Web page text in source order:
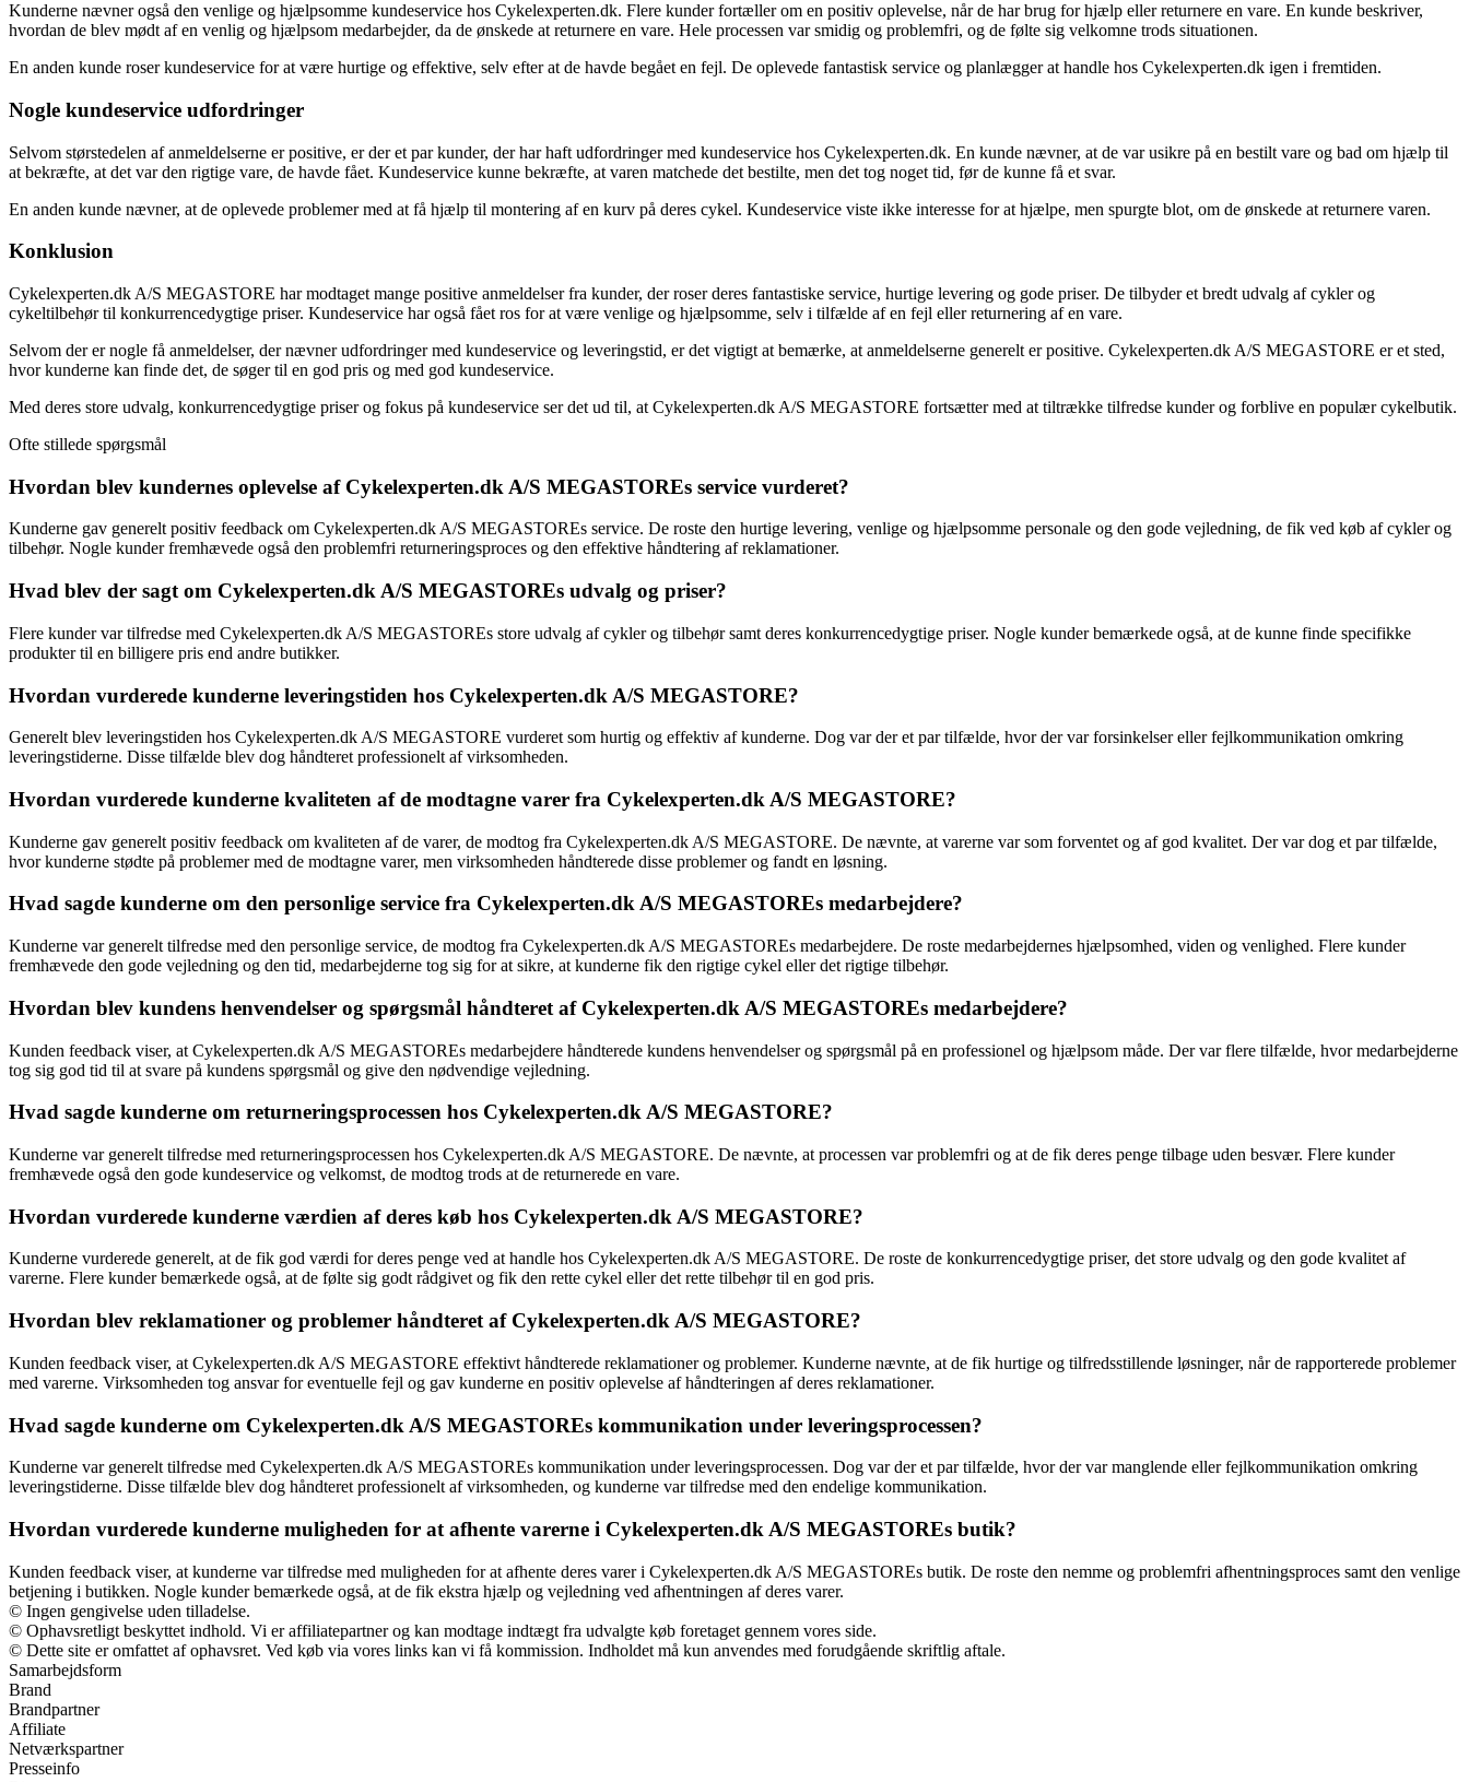
Kunderne nævner også den venlige og hjælpsomme kundeservice hos Cykelexperten.dk. Flere kunder fortæller om en positiv oplevelse, når de har brug for hjælp eller returnere en vare. En kunde beskriver,
hvordan de blev mødt af en venlig og hjælpsom medarbejder, da de ønskede at returnere en vare. Hele processen var smidig og problemfri, og de følte sig velkomne trods situationen.
En anden kunde roser kundeservice for at være hurtige og effektive, selv efter at de havde begået en fejl. De oplevede fantastisk service og planlægger at handle hos Cykelexperten.dk igen i fremtiden.
Nogle kundeservice udfordringer
Selvom størstedelen af anmeldelserne er positive, er der et par kunder, der har haft udfordringer med kundeservice hos Cykelexperten.dk. En kunde nævner, at de var usikre på en bestilt vare og bad om hjælp til
at bekræfte, at det var den rigtige vare, de havde fået. Kundeservice kunne bekræfte, at varen matchede det bestilte, men det tog noget tid, før de kunne få et svar.
En anden kunde nævner, at de oplevede problemer med at få hjælp til montering af en kurv på deres cykel. Kundeservice viste ikke interesse for at hjælpe, men spurgte blot, om de ønskede at returnere varen.
Konklusion
Cykelexperten.dk A/S MEGASTORE har modtaget mange positive anmeldelser fra kunder, der roser deres fantastiske service, hurtige levering og gode priser. De tilbyder et bredt udvalg af cykler og
cykeltilbehør til konkurrencedygtige priser. Kundeservice har også fået ros for at være venlige og hjælpsomme, selv i tilfælde af en fejl eller returnering af en vare.
Selvom der er nogle få anmeldelser, der nævner udfordringer med kundeservice og leveringstid, er det vigtigt at bemærke, at anmeldelserne generelt er positive. Cykelexperten.dk A/S MEGASTORE er et sted,
hvor kunderne kan finde det, de søger til en god pris og med god kundeservice.
Med deres store udvalg, konkurrencedygtige priser og fokus på kundeservice ser det ud til, at Cykelexperten.dk A/S MEGASTORE fortsætter med at tiltrække tilfredse kunder og forblive en populær cykelbutik.
Ofte stillede spørgsmål
Hvordan blev kundernes oplevelse af Cykelexperten.dk A/S MEGASTOREs service vurderet?
Kunderne gav generelt positiv feedback om Cykelexperten.dk A/S MEGASTOREs service. De roste den hurtige levering, venlige og hjælpsomme personale og den gode vejledning, de fik ved køb af cykler og
tilbehør. Nogle kunder fremhævede også den problemfri returneringsproces og den effektive håndtering af reklamationer.
Hvad blev der sagt om Cykelexperten.dk A/S MEGASTOREs udvalg og priser?
Flere kunder var tilfredse med Cykelexperten.dk A/S MEGASTOREs store udvalg af cykler og tilbehør samt deres konkurrencedygtige priser. Nogle kunder bemærkede også, at de kunne finde specifikke
produkter til en billigere pris end andre butikker.
Hvordan vurderede kunderne leveringstiden hos Cykelexperten.dk A/S MEGASTORE?
Generelt blev leveringstiden hos Cykelexperten.dk A/S MEGASTORE vurderet som hurtig og effektiv af kunderne. Dog var der et par tilfælde, hvor der var forsinkelser eller fejlkommunikation omkring
leveringstiderne. Disse tilfælde blev dog håndteret professionelt af virksomheden.
Hvordan vurderede kunderne kvaliteten af de modtagne varer fra Cykelexperten.dk A/S MEGASTORE?
Kunderne gav generelt positiv feedback om kvaliteten af de varer, de modtog fra Cykelexperten.dk A/S MEGASTORE. De nævnte, at varerne var som forventet og af god kvalitet. Der var dog et par tilfælde,
hvor kunderne stødte på problemer med de modtagne varer, men virksomheden håndterede disse problemer og fandt en løsning.
Hvad sagde kunderne om den personlige service fra Cykelexperten.dk A/S MEGASTOREs medarbejdere?
Kunderne var generelt tilfredse med den personlige service, de modtog fra Cykelexperten.dk A/S MEGASTOREs medarbejdere. De roste medarbejdernes hjælpsomhed, viden og venlighed. Flere kunder
fremhævede den gode vejledning og den tid, medarbejderne tog sig for at sikre, at kunderne fik den rigtige cykel eller det rigtige tilbehør.
Hvordan blev kundens henvendelser og spørgsmål håndteret af Cykelexperten.dk A/S MEGASTOREs medarbejdere?
Kunden feedback viser, at Cykelexperten.dk A/S MEGASTOREs medarbejdere håndterede kundens henvendelser og spørgsmål på en professionel og hjælpsom måde. Der var flere tilfælde, hvor medarbejderne
tog sig god tid til at svare på kundens spørgsmål og give den nødvendige vejledning.
Hvad sagde kunderne om returneringsprocessen hos Cykelexperten.dk A/S MEGASTORE?
Kunderne var generelt tilfredse med returneringsprocessen hos Cykelexperten.dk A/S MEGASTORE. De nævnte, at processen var problemfri og at de fik deres penge tilbage uden besvær. Flere kunder
fremhævede også den gode kundeservice og velkomst, de modtog trods at de returnerede en vare.
Hvordan vurderede kunderne værdien af deres køb hos Cykelexperten.dk A/S MEGASTORE?
Kunderne vurderede generelt, at de fik god værdi for deres penge ved at handle hos Cykelexperten.dk A/S MEGASTORE. De roste de konkurrencedygtige priser, det store udvalg og den gode kvalitet af
varerne. Flere kunder bemærkede også, at de følte sig godt rådgivet og fik den rette cykel eller det rette tilbehør til en god pris.
Hvordan blev reklamationer og problemer håndteret af Cykelexperten.dk A/S MEGASTORE?
Kunden feedback viser, at Cykelexperten.dk A/S MEGASTORE effektivt håndterede reklamationer og problemer. Kunderne nævnte, at de fik hurtige og tilfredsstillende løsninger, når de rapporterede problemer
med varerne. Virksomheden tog ansvar for eventuelle fejl og gav kunderne en positiv oplevelse af håndteringen af deres reklamationer.
Hvad sagde kunderne om Cykelexperten.dk A/S MEGASTOREs kommunikation under leveringsprocessen?
Kunderne var generelt tilfredse med Cykelexperten.dk A/S MEGASTOREs kommunikation under leveringsprocessen. Dog var der et par tilfælde, hvor der var manglende eller fejlkommunikation omkring
leveringstiderne. Disse tilfælde blev dog håndteret professionelt af virksomheden, og kunderne var tilfredse med den endelige kommunikation.
Hvordan vurderede kunderne muligheden for at afhente varerne i Cykelexperten.dk A/S MEGASTOREs butik?
Kunden feedback viser, at kunderne var tilfredse med muligheden for at afhente deres varer i Cykelexperten.dk A/S MEGASTOREs butik. De roste den nemme og problemfri afhentningsproces samt den venlige
betjening i butikken. Nogle kunder bemærkede også, at de fik ekstra hjælp og vejledning ved afhentningen af deres varer.
© Ingen gengivelse uden tilladelse.
© Ophavsretligt beskyttet indhold. Vi er affiliatepartner og kan modtage indtægt fra udvalgte køb foretaget gennem vores side.
© Dette site er omfattet af ophavsret. Ved køb via vores links kan vi få kommission. Indholdet må kun anvendes med forudgående skriftlig aftale.
Samarbejdsform
Brand
Brandpartner
Affiliate
Netværkspartner
Presseinfo